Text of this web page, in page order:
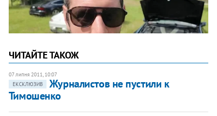
ЧИТАЙТЕ ТАКОЖ
07 липня 2011, 10:07
ЕКСКЛЮЗИВ
Журналистов не пустили к
Тимошенко